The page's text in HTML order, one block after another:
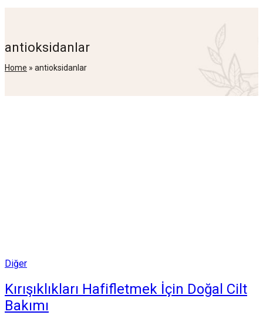
antioksidanlar
Home » antioksidanlar
Posted
Diğer
Kırışıklıkları Hafifletmek İçin Doğal Cilt
Bakımı